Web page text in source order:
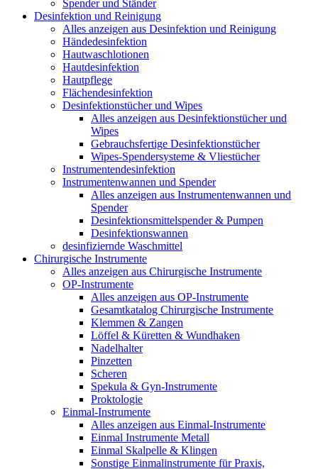
Spender und Ständer
Desinfektion und Reinigung
Alles anzeigen aus Desinfektion und Reinigung
Händedesinfektion
Hautwaschlotionen
Hautdesinfektion
Hautpflege
Flächendesinfektion
Desinfektionstücher und Wipes
Alles anzeigen aus Desinfektionstücher und
Wipes
Gebrauchsfertige Desinfektionstücher
Wipes-Spendersysteme & Vliestücher
Instrumentendesinfektion
Instrumentenwannen und Spender
Alles anzeigen aus Instrumentenwannen und
Spender
Desinfektionsmittelspender & Pumpen
Desinfektionswannen
desinfiziernde Waschmittel
Chirurgische Instrumente
Alles anzeigen aus Chirurgische Instrumente
OP-Instrumente
Alles anzeigen aus OP-Instrumente
Gesamtkatalog Chirurgische Instrumente
Klemmen & Zangen
Löffel & Küretten & Wundhaken
Nadelhalter
Pinzetten
Scheren
Spekula & Gyn-Instrumente
Proktologie
Einmal-Instrumente
Alles anzeigen aus Einmal-Instrumente
Einmal Instrumente Metall
Einmal Skalpelle & Klingen
Sonstige Einmalinstrumente für Praxis,